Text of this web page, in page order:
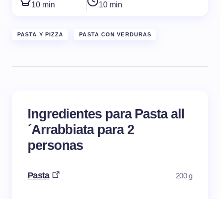
10 min 10 min
PASTA Y PIZZA PASTA CON VERDURAS
Ingredientes para Pasta all
´Arrabbiata para 2
personas
Pasta 200 g